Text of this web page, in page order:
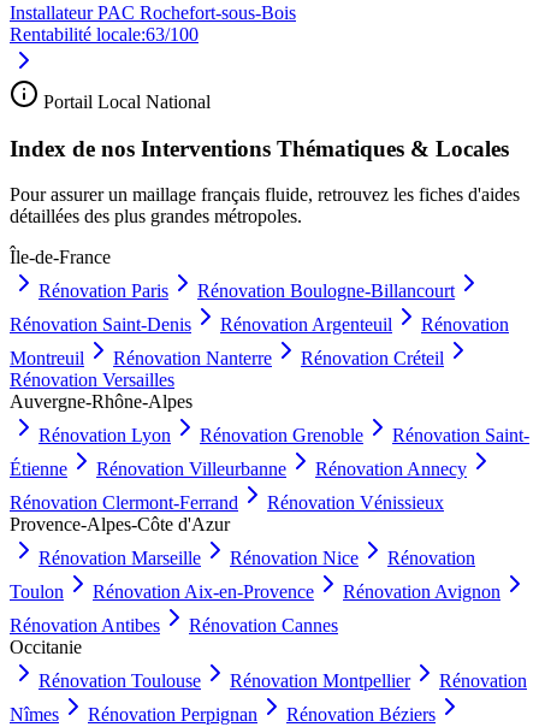
Installateur PAC Rochefort-sous-Bois
Rentabilité locale:63/100
Portail Local National
Index de nos Interventions Thématiques & Locales
Pour assurer un maillage français fluide, retrouvez les fiches d'aides
détaillées des plus grandes métropoles.
Île-de-France
Rénovation Paris Rénovation Boulogne-Billancourt
Rénovation Saint-Denis Rénovation Argenteuil
Rénovation
Montreuil
Rénovation Nanterre Rénovation Créteil
Rénovation Versailles
Auvergne-Rhône-Alpes
Rénovation Lyon Rénovation Grenoble Rénovation Saint-
Étienne
Rénovation Villeurbanne Rénovation Annecy
Rénovation Clermont-Ferrand Rénovation Vénissieux
Provence-Alpes-Côte d'Azur
Rénovation Marseille Rénovation Nice
Rénovation
Toulon
Rénovation Aix-en-Provence Rénovation Avignon
Rénovation Antibes Rénovation Cannes
Occitanie
Rénovation Toulouse Rénovation Montpellier
Rénovation
Nîmes
Rénovation Perpignan Rénovation Béziers